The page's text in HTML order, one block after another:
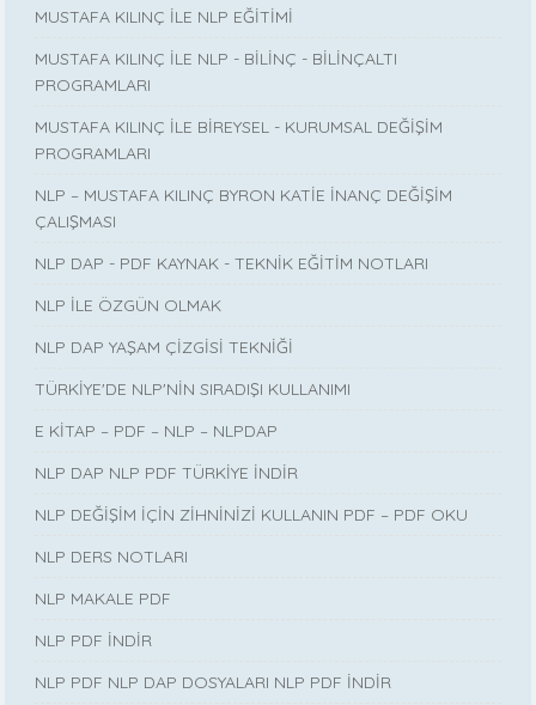
MUSTAFA KILINÇ İLE NLP EĞİTİMİ
MUSTAFA KILINÇ İLE NLP - BİLİNÇ - BİLİNÇALTI
PROGRAMLARI
MUSTAFA KILINÇ İLE BİREYSEL - KURUMSAL DEĞİŞİM
PROGRAMLARI
NLP – MUSTAFA KILINÇ BYRON KATİE İNANÇ DEĞİŞİM
ÇALIŞMASI
NLP DAP - PDF KAYNAK - TEKNİK EĞİTİM NOTLARI
NLP İLE ÖZGÜN OLMAK
NLP DAP YAŞAM ÇİZGİSİ TEKNİĞİ
TÜRKİYE'DE NLP'NİN SIRADIŞI KULLANIMI
E KİTAP – PDF – NLP – NLPDAP
NLP DAP NLP PDF TÜRKİYE İNDİR
NLP DEĞİŞİM İÇİN ZİHNİNİZİ KULLANIN PDF – PDF OKU
NLP DERS NOTLARI
NLP MAKALE PDF
NLP PDF İNDİR
NLP PDF NLP DAP DOSYALARI NLP PDF İNDİR